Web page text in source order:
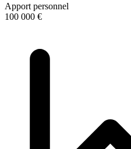
Apport personnel
100 000 €